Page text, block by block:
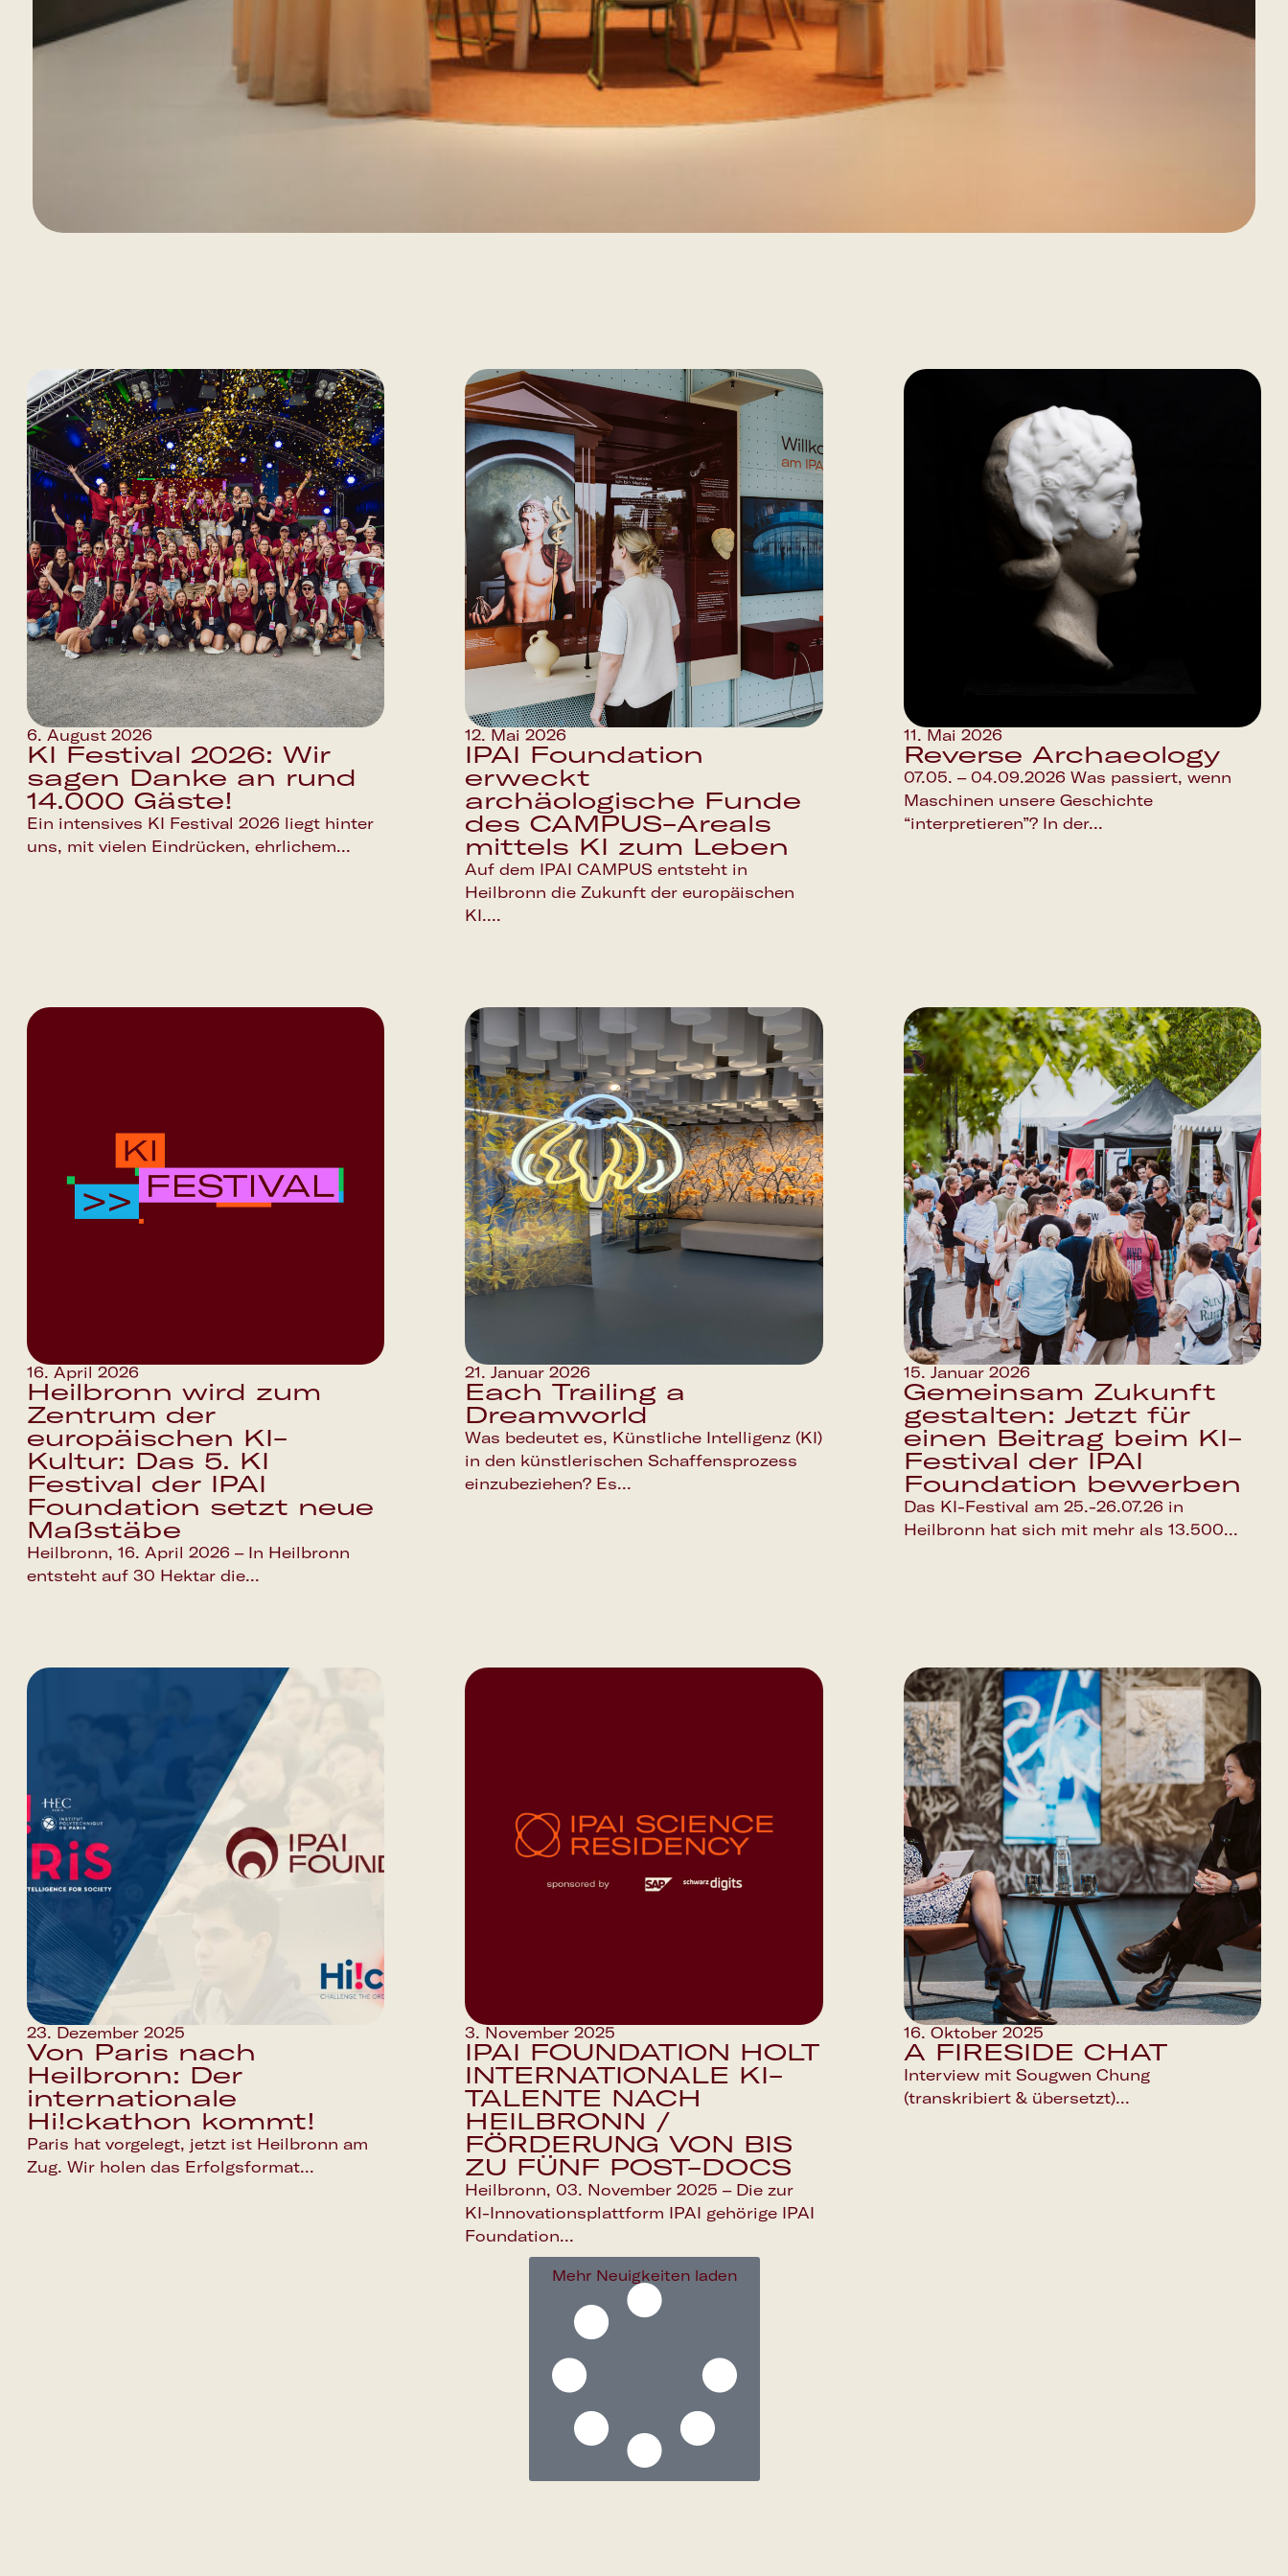
6. August 2026
KI Festival 2026: Wir
sagen Danke an rund
14.000 Gäste!
Ein intensives KI Festival 2026 liegt hinter
uns, mit vielen Eindrücken, ehrlichem...
12. Mai 2026
IPAI Foundation
erweckt
archäologische Funde
des CAMPUS-Areals
mittels KI zum Leben
Auf dem IPAI CAMPUS entsteht in
Heilbronn die Zukunft der europäischen
KI....
11. Mai 2026
Reverse Archaeology
07.05. – 04.09.2026 Was passiert, wenn
Maschinen unsere Geschichte
“interpretieren”? In der...
16. April 2026
Heilbronn wird zum
Zentrum der
europäischen KI-
Kultur: Das 5. KI
Festival der IPAI
Foundation setzt neue
Maßstäbe
Heilbronn, 16. April 2026 – In Heilbronn
entsteht auf 30 Hektar die...
21. Januar 2026
Each Trailing a
Dreamworld
Was bedeutet es, Künstliche Intelligenz (KI)
in den künstlerischen Schaffensprozess
einzubeziehen? Es...
15. Januar 2026
Gemeinsam Zukunft
gestalten: Jetzt für
einen Beitrag beim KI-
Festival der IPAI
Foundation bewerben
Das KI-Festival am 25.-26.07.26 in
Heilbronn hat sich mit mehr als 13.500...
23. Dezember 2025
Von Paris nach
Heilbronn: Der
internationale
Hi!ckathon kommt!
Paris hat vorgelegt, jetzt ist Heilbronn am
Zug. Wir holen das Erfolgsformat...
3. November 2025
IPAI FOUNDATION HOLT
INTERNATIONALE KI-
TALENTE NACH
HEILBRONN /
FÖRDERUNG VON BIS
ZU FÜNF POST-DOCS
Heilbronn, 03. November 2025 – Die zur
KI-Innovationsplattform IPAI gehörige IPAI
Foundation...
16. Oktober 2025
A FIRESIDE CHAT
Interview mit Sougwen Chung
(transkribiert & übersetzt)...
Mehr Neuigkeiten laden